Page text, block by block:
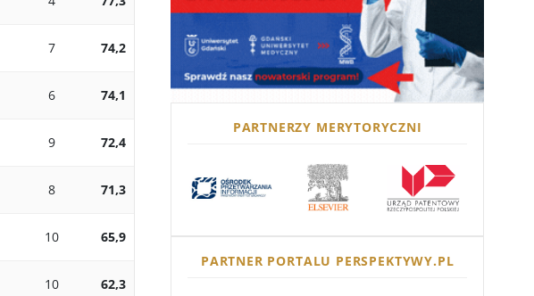
7 74,2
6 74,1
9 72,4
8 71,3
10 65,9
10 62,3
PARTNERZY MERYTORYCZNI
PARTNER PORTALU PERSPEKTYWY.PL